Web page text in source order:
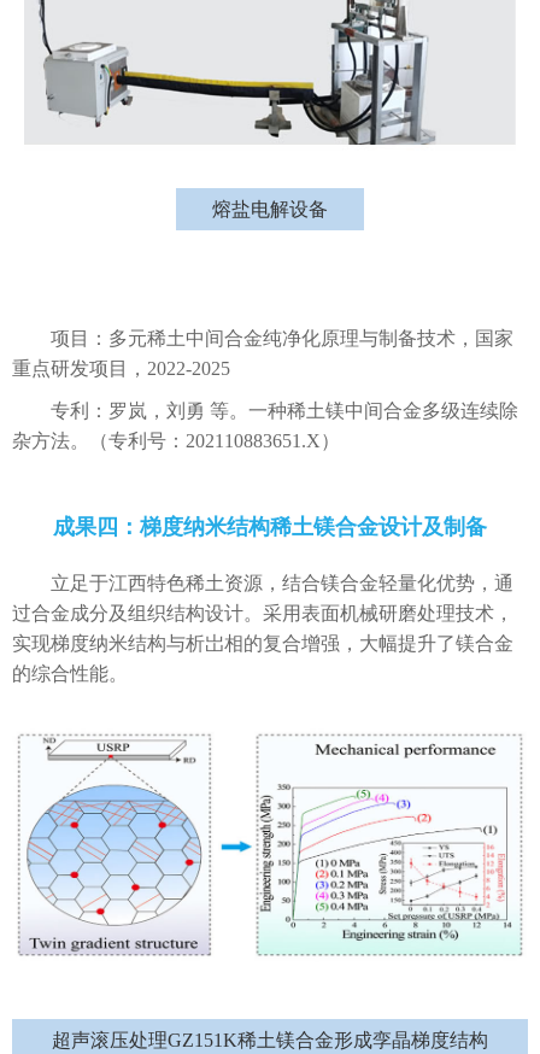
熔盐电解设备
项目：多元稀土中间合金纯净化原理与制备技术，国家
重点研发项目，2022-2025
专利：罗岚，刘勇 等。一种稀土镁中间合金多级连续除
杂方法。（专利号：202110883651.X）
成果四：梯度纳米结构稀土镁合金设计及制备
立足于江西特色稀土资源，结合镁合金轻量化优势，通
过合金成分及组织结构设计。采用表面机械研磨处理技术，
实现梯度纳米结构与析岀相的复合增强，大幅提升了镁合金
的综合性能。
超声滚压处理GZ151K稀土镁合金形成孪晶梯度结构